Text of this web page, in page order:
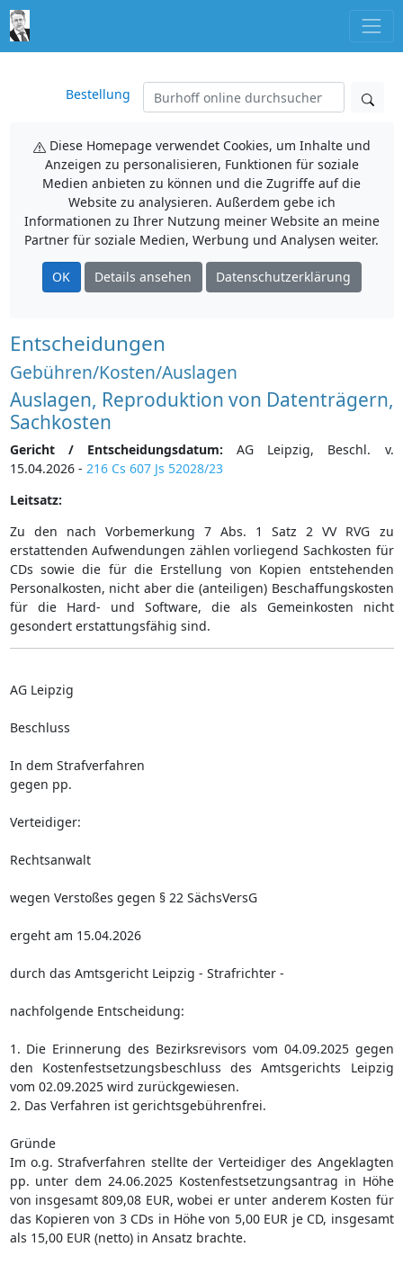
Bestellung
Diese Homepage verwendet Cookies, um Inhalte und
Anzeigen zu personalisieren, Funktionen für soziale
Medien anbieten zu können und die Zugriffe auf die
Website zu analysieren. Außerdem gebe ich
Informationen zu Ihrer Nutzung meiner Website an meine
Partner für soziale Medien, Werbung und Analysen weiter.
OK Details ansehen Datenschutzerklärung
Entscheidungen
Gebühren/Kosten/Auslagen
Auslagen, Reproduktion von Datenträgern,
Sachkosten
Gericht / Entscheidungsdatum: AG Leipzig, Beschl. v.
15.04.2026 - 216 Cs 607 Js 52028/23
Leitsatz:
Zu den nach Vorbemerkung 7 Abs. 1 Satz 2 VV RVG zu
erstattenden Aufwendungen zählen vorliegend Sachkosten für
CDs sowie die für die Erstellung von Kopien entstehenden
Personalkosten, nicht aber die (anteiligen) Beschaffungskosten
für die Hard- und Software, die als Gemeinkosten nicht
gesondert erstattungsfähig sind.
AG Leipzig
Beschluss
In dem Strafverfahren
gegen pp.
Verteidiger:
Rechtsanwalt
wegen Verstoßes gegen § 22 SächsVersG
ergeht am 15.04.2026
durch das Amtsgericht Leipzig - Strafrichter -
nachfolgende Entscheidung:
1. Die Erinnerung des Bezirksrevisors vom 04.09.2025 gegen
den Kostenfestsetzungsbeschluss des Amtsgerichts Leipzig
vom 02.09.2025 wird zurückgewiesen.
2. Das Verfahren ist gerichtsgebührenfrei.
Gründe
Im o.g. Strafverfahren stellte der Verteidiger des Angeklagten
pp. unter dem 24.06.2025 Kostenfestsetzungsantrag in Höhe
von insgesamt 809,08 EUR, wobei er unter anderem Kosten für
das Kopieren von 3 CDs in Höhe von 5,00 EUR je CD, insgesamt
als 15,00 EUR (netto) in Ansatz brachte.